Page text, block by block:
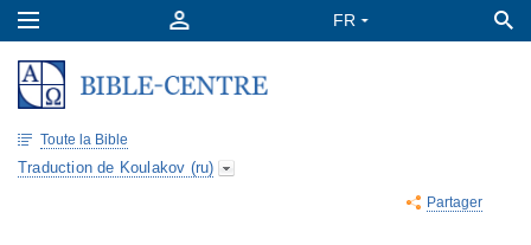
Toute la Bible
Traduction de Koulakov (ru)
Partager